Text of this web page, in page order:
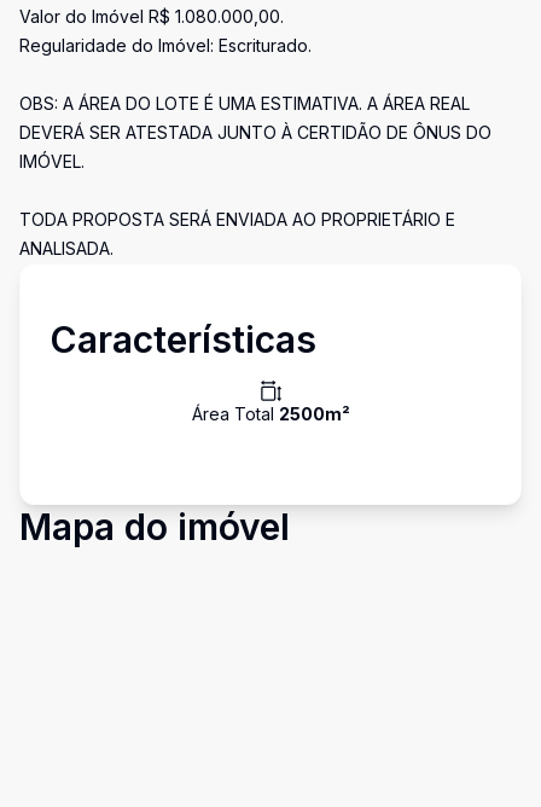
Valor do Imóvel R$ 1.080.000,00.
Regularidade do Imóvel: Escriturado.
OBS: A ÁREA DO LOTE É UMA ESTIMATIVA. A ÁREA REAL
DEVERÁ SER ATESTADA JUNTO À CERTIDÃO DE ÔNUS DO
IMÓVEL.
TODA PROPOSTA SERÁ ENVIADA AO PROPRIETÁRIO E
ANALISADA.
Características
Área Total 2500m²
Mapa do imóvel